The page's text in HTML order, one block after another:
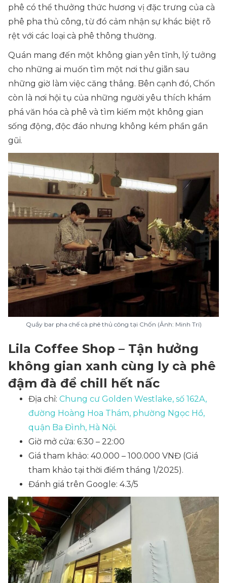
phê có thể thưởng thức hương vị đặc trưng của cà
phê pha thủ công, từ đó cảm nhận sự khác biệt rõ
rệt với các loại cà phê thông thường.
Quán mang đến một không gian yên tĩnh, lý tưởng
cho những ai muốn tìm một nơi thư giãn sau
những giờ làm việc căng thẳng. Bên cạnh đó, Chốn
còn là nơi hội tụ của những người yêu thích khám
phá văn hóa cà phê và tìm kiếm một không gian
sống động, độc đáo nhưng không kém phần gần
gũi.
Quầy bar pha chế cà phê thủ công tại Chốn (Ảnh: Minh Trí)
Lila Coffee Shop – Tận hưởng
không gian xanh cùng ly cà phê
đậm đà để chill hết nấc
Địa chỉ: Chung cư Golden Westlake, số 162A,
đường Hoàng Hoa Thám, phường Ngọc Hồ,
quận Ba Đình, Hà Nội.
Giờ mở cửa: 6:30 – 22:00
Giá tham khảo: 40.000 – 100.000 VNĐ (Giá
tham khảo tại thời điểm tháng 1/2025).
Đánh giá trên Google: 4.3/5